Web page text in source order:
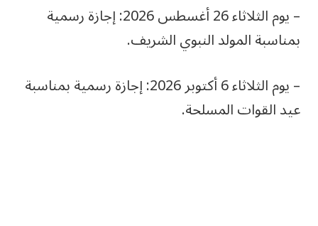
– يوم الثلاثاء 26 أغسطس 2026: إجازة رسمية
بمناسبة المولد النبوي الشريف.
– يوم الثلاثاء 6 أكتوبر 2026: إجازة رسمية بمناسبة
عيد القوات المسلحة.